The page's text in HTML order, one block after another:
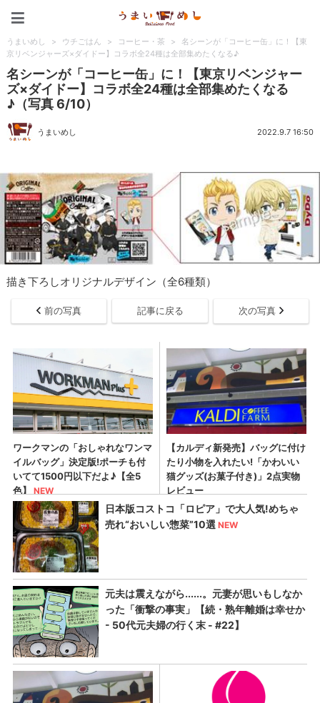
うまいめし > ウチごはん > コーヒー・茶 >
名シーンが「コーヒー缶」に！【東
京リベンジャーズ×ダイドー】コラボ全24種は全部集めたくなる♪
名シーンが「コーヒー缶」に！【東京リベンジャー
ズ×ダイドー】コラボ全24種は全部集めたくなる
♪（写真 6/10）
うまいめし 2022.9.7 16:50
描き下ろしオリジナルデザイン（全6種類）
前の写真 記事に戻る 次の写真